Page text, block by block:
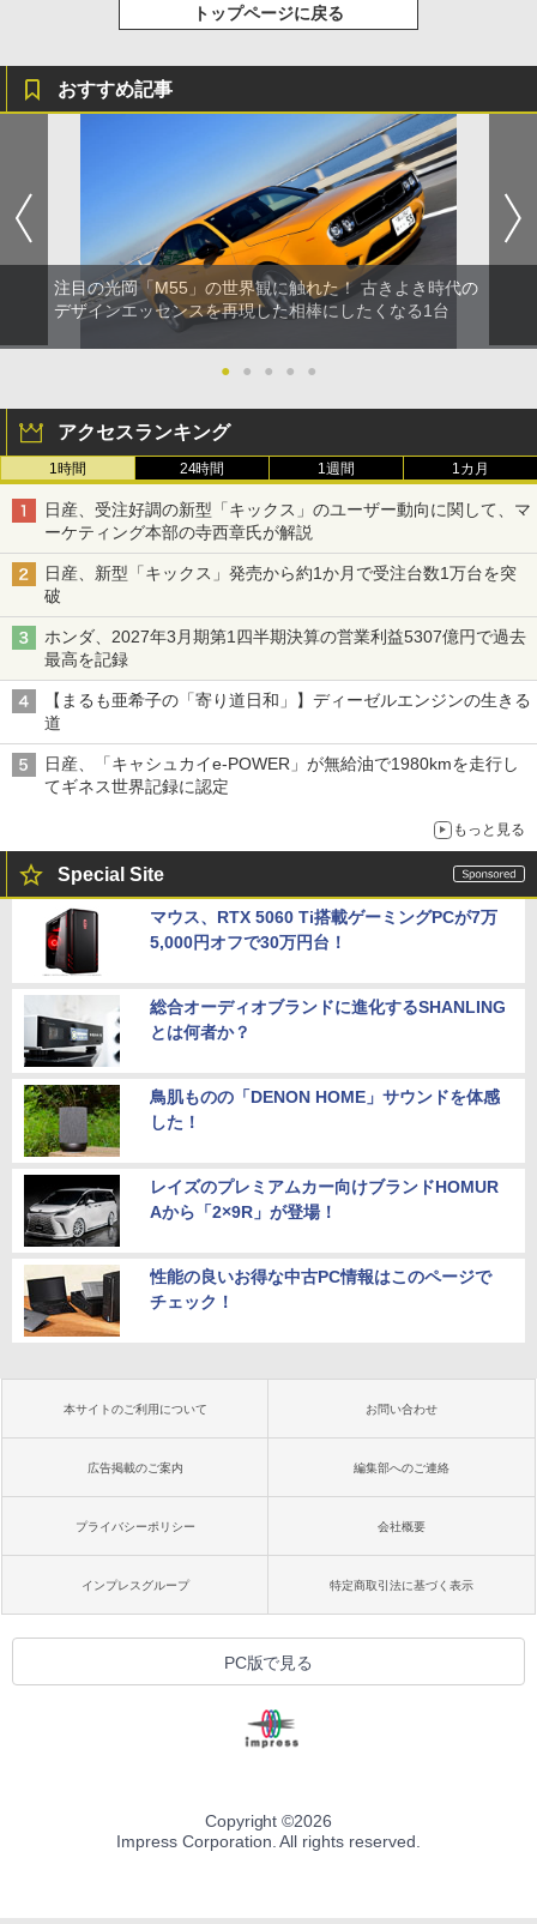
トップページに戻る
おすすめ記事
注目の光岡「M55」の世界観に触れた！ 古きよき時代の
デザインエッセンスを再現した相棒にしたくなる1台
● ● ● ● ●
アクセスランキング
1時間 24時間 1週間 1カ月
日産、受注好調の新型「キックス」のユーザー動向に関して、マ
ーケティング本部の寺西章氏が解説
日産、新型「キックス」発売から約1か月で受注台数1万台を突
破
ホンダ、2027年3月期第1四半期決算の営業利益5307億円で過去
最高を記録
【まるも亜希子の「寄り道日和」】ディーゼルエンジンの生きる
道
日産、「キャシュカイe-POWER」が無給油で1980kmを走行し
てギネス世界記録に認定
もっと見る
Special Site
マウス、RTX 5060 Ti搭載ゲーミングPCが7万
5,000円オフで30万円台！
総合オーディオブランドに進化するSHANLING
とは何者か？
鳥肌ものの「DENON HOME」サウンドを体感
した！
レイズのプレミアムカー向けブランドHOMUR
Aから「2×9R」が登場！
性能の良いお得な中古PC情報はこのページで
チェック！
本サイトのご利用について お問い合わせ
広告掲載のご案内 編集部へのご連絡
プライバシーポリシー 会社概要
インプレスグループ 特定商取引法に基づく表示
PC版で見る
Copyright ©2026
Impress Corporation. All rights reserved.